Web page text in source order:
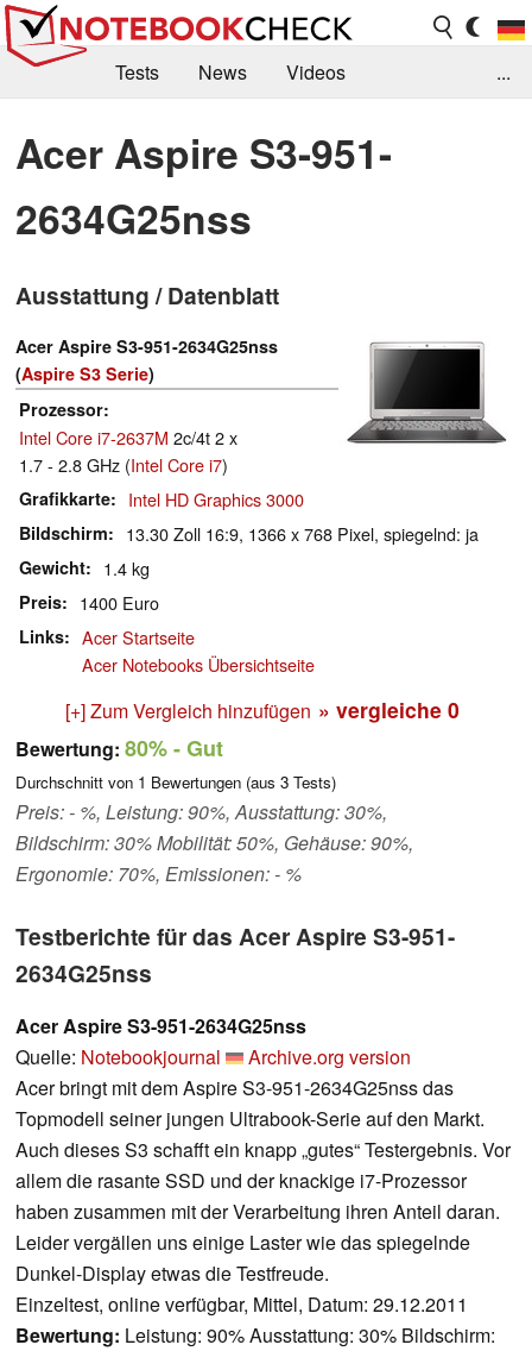
Tests News
Videos
Kaufberatung
Deals Suche
Jobs
Forum
...
Acer Aspire S3-951-
2634G25nss
Ausstattung / Datenblatt
Acer Aspire S3-951-2634G25nss
(Aspire S3 Serie)
Prozessor
Intel Core i7-2637M 2c/4t 2 x
1.7 - 2.8 GHz (Intel Core i7)
Grafikkarte Intel HD Graphics 3000
Bildschirm 13.30 Zoll 16:9, 1366 x 768 Pixel, spiegelnd: ja
Gewicht 1.4 kg
Preis 1400 Euro
Links
Acer Startseite
Acer Notebooks Übersichtseite
[+] Zum Vergleich hinzufügen » vergleiche 0
Bewertung: 80%- Gut
Durchschnitt von 1 Bewertungen (aus 3 Tests)
Preis: - %, Leistung: 90%, Ausstattung: 30%,
Bildschirm: 30% Mobilität: 50%, Gehäuse: 90%,
Ergonomie: 70%, Emissionen: - %
Testberichte für das Acer Aspire S3-951-
2634G25nss
Acer Aspire S3-951-2634G25nss
Quelle: Notebookjournal
Archive.org version
Acer bringt mit dem Aspire S3-951-2634G25nss das
Topmodell seiner jungen Ultrabook-Serie auf den Markt.
Auch dieses S3 schafft ein knapp „gutes“ Testergebnis. Vor
allem die rasante SSD und der knackige i7-Prozessor
haben zusammen mit der Verarbeitung ihren Anteil daran.
Leider vergällen uns einige Laster wie das spiegelnde
Dunkel-Display etwas die Testfreude.
Einzeltest, online verfügbar, Mittel, Datum: 29.12.2011
Bewertung: Leistung: 90% Ausstattung: 30% Bildschirm: